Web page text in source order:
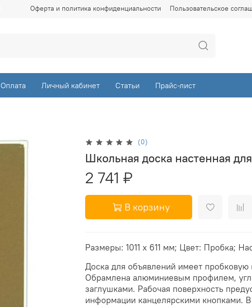
Оферта и политика конфиденциальности Пользовательское
Оплата Личный кабинет Статьи Прайс-лист
(0)
Школьная доска настенная
2 741 ₽
В корзину
Размеры: 1011 х 611 мм; Цвет: Пробка;
Доска для объявлений имеет
Обрамлена алюминиевым профилем,
заглушками. Рабочая поверхность
информации канцелярскими кнопками.